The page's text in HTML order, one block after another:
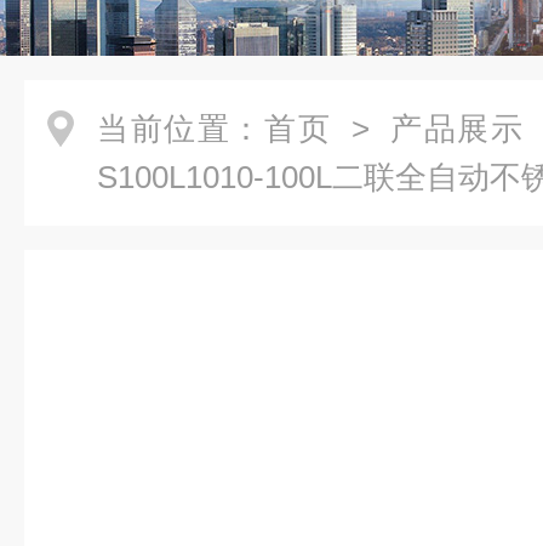
当前位置： 首页 > 产品展示
S100L1010-100L二联全自动不